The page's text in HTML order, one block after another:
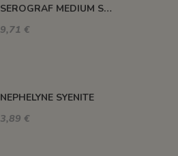
SEROGRAF MEDIUM SERIGRAPHIQUE SECHAGE RAPIDE
9,71 €
NEPHELYNE SYENITE
3,89 €